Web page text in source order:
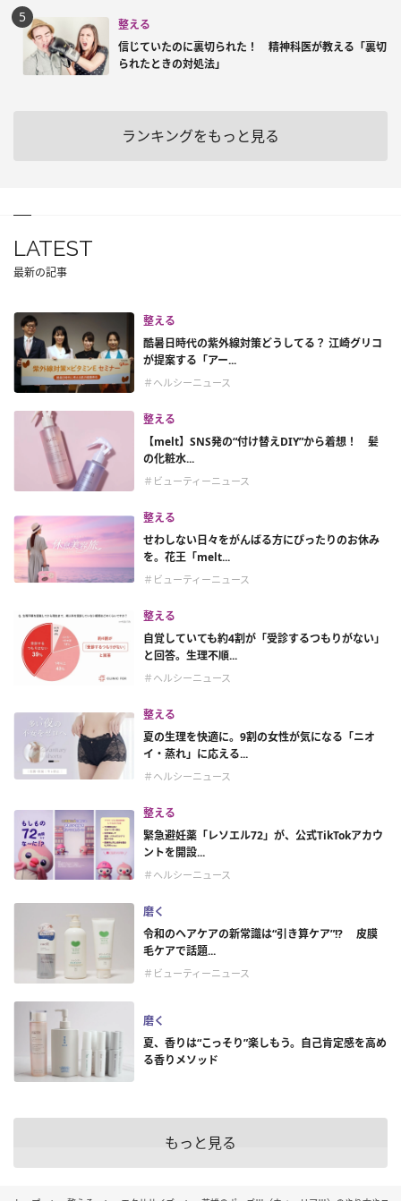
整える
信じていたのに裏切られた！ 精神科医が教える「裏切
られたときの対処法」
ランキングをもっと見る
LATEST
最新の記事
整える
酷暑日時代の紫外線対策どうしてる？ 江崎グリコ
が提案する「アー...
＃ヘルシーニュース
整える
【melt】SNS発の“付け替えDIY”から着想！ 髪
の化粧水...
＃ビューティーニュース
整える
せわしない日々をがんばる方にぴったりのお休み
を。花王「melt...
＃ビューティーニュース
整える
自覚していても約4割が「受診するつもりがない」
と回答。生理不順...
＃ヘルシーニュース
整える
夏の生理を快適に。9割の女性が気になる「ニオ
イ・蒸れ」に応える...
＃ヘルシーニュース
整える
緊急避妊薬「レソエル72」が、公式TikTokアカウ
ントを開設...
＃ヘルシーニュース
磨く
令和のヘアケアの新常識は“引き算ケア”!? 皮膜
毛ケアで話題...
＃ビューティーニュース
磨く
夏、香りは“こっそり”楽しもう。自己肯定感を高め
る香りメソッド
もっと見る